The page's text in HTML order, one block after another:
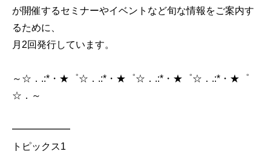
が開催するセミナーやイベントなど旬な情報をご案内す
るために、
月2回発行しています。
～☆．.:*・★゜☆．.:*・★゜☆．.:*・★゜☆．.:*・★゜
☆．～
━━━━━━
トピックス1